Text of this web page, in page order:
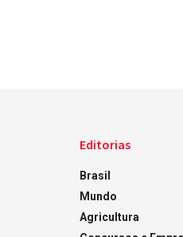
Editorias
Brasil
Mundo
Agricultura